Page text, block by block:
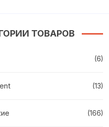
ТОВАРОВ
(6)
(13)
(166)